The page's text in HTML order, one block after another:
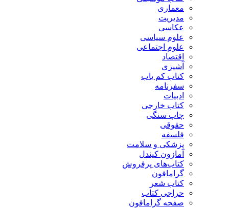
معماری
مدیریت
عکاسی
علوم سیاسی
علوم اجتماعی
اقتصاد
آشپزی
کتاب کم یاب
سفرنامه
ادبیات
کتاب خارجی
چاپ سنگی
حقوقی
فلسفه
پزشکی و سلامت
آمازون کیندل
کتاب‌های پرفروش
گرامافون
کتاب شعر
حراجی کتاب
صفحه گرامافون